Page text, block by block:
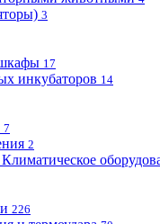
3
17
инкубаторов 14
7
2
Климатическое
226